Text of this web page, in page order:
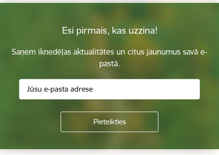
Esi pirmais, kas uzzina!
Saņem iknedēļas aktualitātes un citus jaunumus savā e-
pastā.